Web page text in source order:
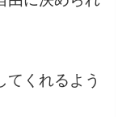
てくれるよう